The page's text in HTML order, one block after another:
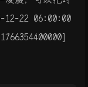
12-22 06:00:00